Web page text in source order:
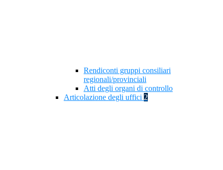
Rendiconti gruppi consiliari
regionali/provinciali
Atti degli organi di controllo
Articolazione degli uffici 2